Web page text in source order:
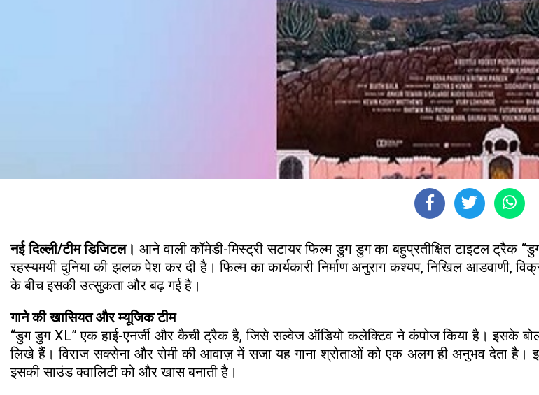
नई दिल्ली/टीम डिजिटल। आने वाली कॉमेडी-मिस्ट्री सटायर फिल्म डुग डुग का बहुप्रतीक्षित टाइटल
रहस्यमयी दुनिया की झलक पेश कर दी है। फिल्म का कार्यकारी निर्माण अनुराग कश्यप, निखिल आडवाणी,
के बीच इसकी उत्सुकता और बढ़ गई है।
गाने की खासियत और म्यूजिक टीम
“डुग डुग XL” एक हाई-एनर्जी और कैची ट्रैक है, जिसे सल्वेज ऑडियो कलेक्टिव ने कंपोज किया है। इसके
लिखे हैं। विराज सक्सेना और रोमी की आवाज़ में सजा यह गाना श्रोताओं को एक अलग ही अनुभव देता है।
इसकी साउंड क्वालिटी को और खास बनाती है।